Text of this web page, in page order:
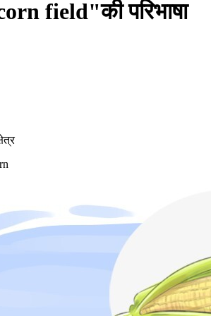
field"की परिभाषा